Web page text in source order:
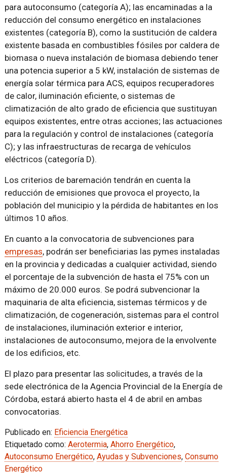
para autoconsumo (categoría A); las encaminadas a la
reducción del consumo energético en instalaciones
existentes (categoría B), como la sustitución de caldera
existente basada en combustibles fósiles por caldera de
biomasa o nueva instalación de biomasa debiendo tener
una potencia superior a 5 kW, instalación de sistemas de
energía solar térmica para ACS, equipos recuperadores
de calor, iluminación eficiente, o sistemas de
climatización de alto grado de eficiencia que sustituyan
equipos existentes, entre otras acciones; las actuaciones
para la regulación y control de instalaciones (categoría
C); y las infraestructuras de recarga de vehículos
eléctricos (categoría D).
Los criterios de baremación tendrán en cuenta la
reducción de emisiones que provoca el proyecto, la
población del municipio y la pérdida de habitantes en los
últimos 10 años.
En cuanto a la convocatoria de subvenciones para
empresas, podrán ser beneficiarias las pymes instaladas
en la provincia y dedicadas a cualquier actividad, siendo
el porcentaje de la subvención de hasta el 75% con un
máximo de 20.000 euros. Se podrá subvencionar la
maquinaria de alta eficiencia, sistemas térmicos y de
climatización, de cogeneración, sistemas para el control
de instalaciones, iluminación exterior e interior,
instalaciones de autoconsumo, mejora de la envolvente
de los edificios, etc.
El plazo para presentar las solicitudes, a través de la
sede electrónica de la Agencia Provincial de la Energía de
Córdoba, estará abierto hasta el 4 de abril en ambas
convocatorias.
Publicado en: Eficiencia Energética
Etiquetado como: Aerotermia, Ahorro Energético,
Autoconsumo Energético, Ayudas y Subvenciones, Consumo
Energético